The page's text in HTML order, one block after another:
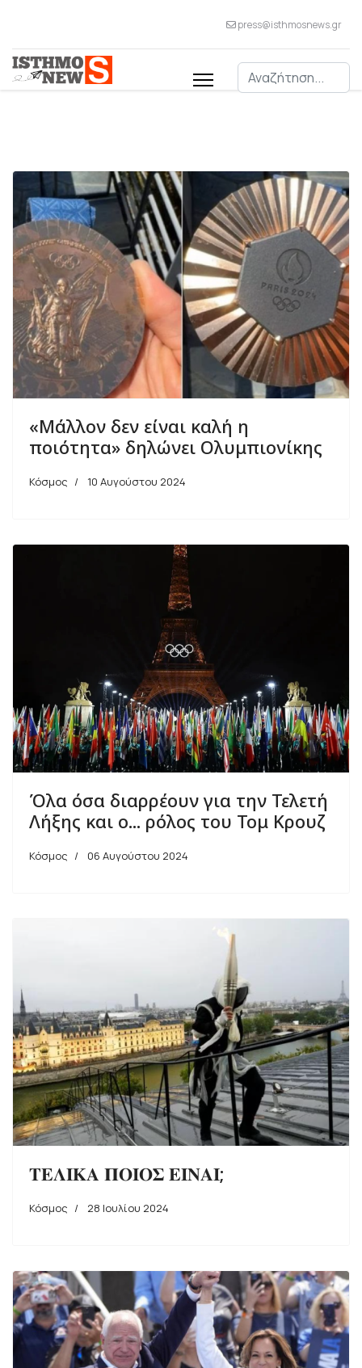
press@isthmosnews.gr
Αναζήτηση
«Μάλλον δεν είναι καλή η
ποιότητα» δηλώνει Ολυμπιονίκης
Κόσμος 10 Αυγούστου 2024
Όλα όσα διαρρέουν για την Τελετή
Λήξης και ο... ρόλος του Τομ Κρουζ
Κόσμος 06 Αυγούστου 2024
𝚻𝚬𝚲𝚰𝚱𝚨 𝚷𝚶𝚰𝚶𝚺 𝚬𝚰𝚴𝚨𝚰;
Κόσμος 28 Ιουλίου 2024